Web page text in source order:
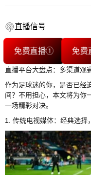
直播信号
免费直播① 免
直播平台大盘点：多渠道观
作为足球迷的你，是否已经
间？不用担心，本文将为你
一场精彩对决。
1. 传统电视媒体：经典选择